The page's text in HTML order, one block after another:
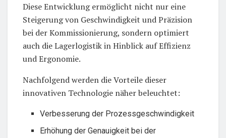
Diese Entwicklung ermöglicht nicht nur eine
Steigerung von Geschwindigkeit und Präzision
bei der Kommissionierung, sondern optimiert
auch die Lagerlogistik in Hinblick auf Effizienz
und Ergonomie.
Nachfolgend werden die Vorteile dieser
innovativen Technologie näher beleuchtet:
Verbesserung der Prozessgeschwindigkeit
Erhöhung der Genauigkeit bei der